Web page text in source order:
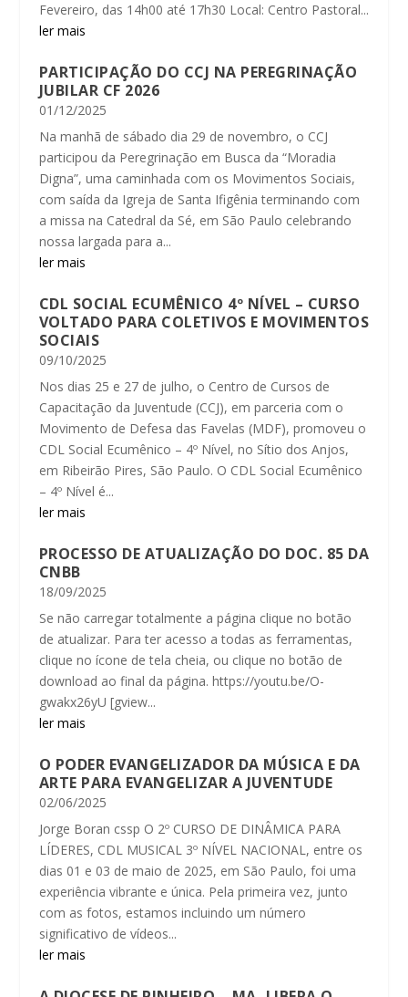
Fevereiro, das 14h00 até 17h30 Local: Centro Pastoral...
ler mais
PARTICIPAÇÃO DO CCJ NA PEREGRINAÇÃO
JUBILAR CF 2026
01/12/2025
Na manhã de sábado dia 29 de novembro, o CCJ
participou da Peregrinação em Busca da “Moradia
Digna”, uma caminhada com os Movimentos Sociais,
com saída da Igreja de Santa Ifigênia terminando com
a missa na Catedral da Sé, em São Paulo celebrando
nossa largada para a...
ler mais
CDL SOCIAL ECUMÊNICO 4º NÍVEL – CURSO
VOLTADO PARA COLETIVOS E MOVIMENTOS
SOCIAIS
09/10/2025
Nos dias 25 e 27 de julho, o Centro de Cursos de
Capacitação da Juventude (CCJ), em parceria com o
Movimento de Defesa das Favelas (MDF), promoveu o
CDL Social Ecumênico – 4º Nível, no Sítio dos Anjos,
em Ribeirão Pires, São Paulo. O CDL Social Ecumênico
– 4º Nível é...
ler mais
PROCESSO DE ATUALIZAÇÃO DO DOC. 85 DA
CNBB
18/09/2025
Se não carregar totalmente a página clique no botão
de atualizar. Para ter acesso a todas as ferramentas,
clique no ícone de tela cheia, ou clique no botão de
download ao final da página. https://youtu.be/O-
gwakx26yU [gview...
ler mais
O PODER EVANGELIZADOR DA MÚSICA E DA
ARTE PARA EVANGELIZAR A JUVENTUDE
02/06/2025
Jorge Boran cssp O 2º CURSO DE DINÂMICA PARA
LÍDERES, CDL MUSICAL 3º NÍVEL NACIONAL, entre os
dias 01 e 03 de maio de 2025, em São Paulo, foi uma
experiência vibrante e única. Pela primeira vez, junto
com as fotos, estamos incluindo um número
significativo de vídeos...
ler mais